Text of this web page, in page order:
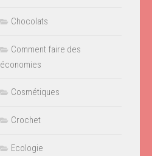
Chocolats
Comment faire des
économies
Cosmétiques
Crochet
Ecologie